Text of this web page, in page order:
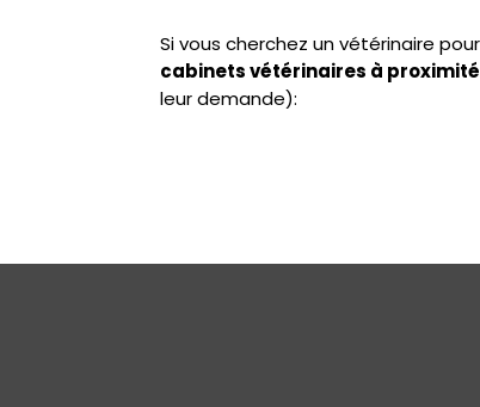
Si vous cherchez un vétérinaire
cabinets vétérinaires à proximité
leur demande):